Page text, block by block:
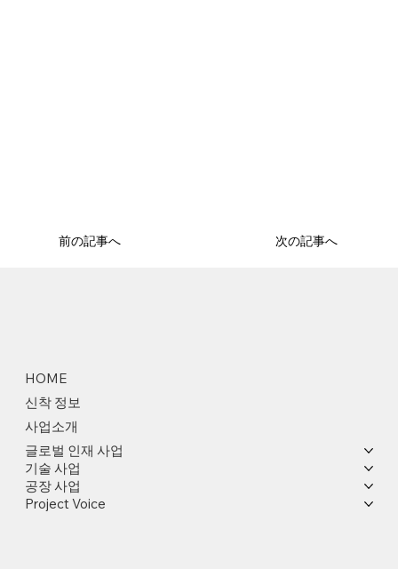
前の記事へ 次の記事へ
HOME
신착 정보
사업소개
글로벌 인재 사업
기술 사업
공장 사업
Project Voice